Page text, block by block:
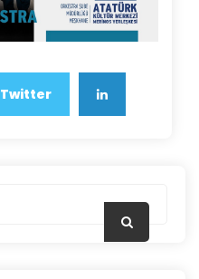
Twitter